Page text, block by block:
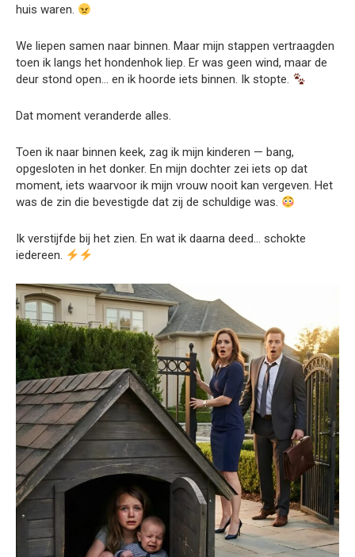
huis waren.
We liepen samen naar binnen. Maar mijn stappen vertraagden
toen ik langs het hondenhok liep. Er was geen wind, maar de
deur stond open… en ik hoorde iets binnen. Ik stopte.
Dat moment veranderde alles.
Toen ik naar binnen keek, zag ik mijn kinderen — bang,
opgesloten in het donker. En mijn dochter zei iets op dat
moment, iets waarvoor ik mijn vrouw nooit kan vergeven. Het
was de zin die bevestigde dat zij de schuldige was.
Ik verstijfde bij het zien. En wat ik daarna deed… schokte
iedereen.